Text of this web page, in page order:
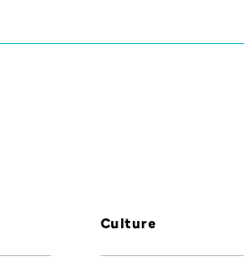
Culture